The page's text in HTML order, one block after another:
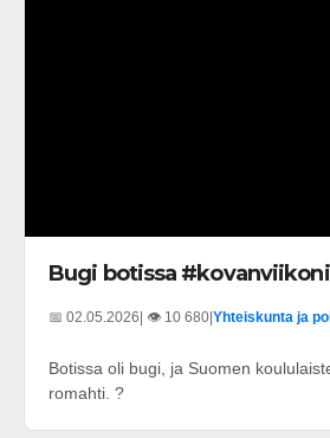
Bugi botissa
📅 02.05.2026 | 👁️ 10 680 Yhteiskunta ja
Botissa oli bugi, ja Suomen
romahti. ?